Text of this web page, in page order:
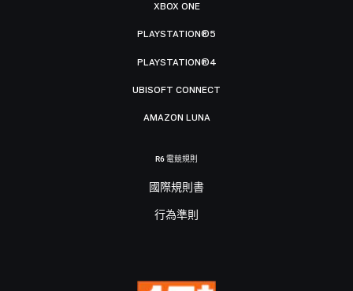
XBOX ONE
PLAYSTATION®5
PLAYSTATION®4
UBISOFT CONNECT
AMAZON LUNA
R6 電競規則
國際規則書
行為準則